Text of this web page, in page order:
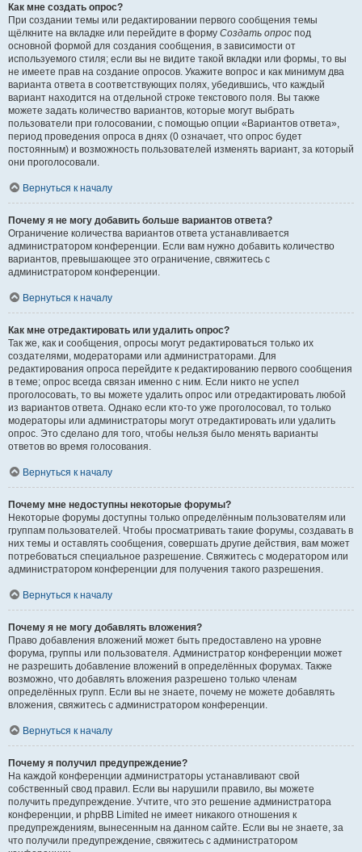
Как мне создать опрос?
При создании темы или редактировании первого сообщения темы
щёлкните на вкладке или перейдите в форму Создать опрос под
основной формой для создания сообщения, в зависимости от
используемого стиля; если вы не видите такой вкладки или формы, то вы
не имеете прав на создание опросов. Укажите вопрос и как минимум два
варианта ответа в соответствующих полях, убедившись, что каждый
вариант находится на отдельной строке текстового поля. Вы также
можете задать количество вариантов, которые могут выбрать
пользователи при голосовании, с помощью опции «Вариантов ответа»,
период проведения опроса в днях (0 означает, что опрос будет
постоянным) и возможность пользователей изменять вариант, за который
они проголосовали.
Вернуться к началу
Почему я не могу добавить больше вариантов ответа?
Ограничение количества вариантов ответа устанавливается
администратором конференции. Если вам нужно добавить количество
вариантов, превышающее это ограничение, свяжитесь с
администратором конференции.
Вернуться к началу
Как мне отредактировать или удалить опрос?
Так же, как и сообщения, опросы могут редактироваться только их
создателями, модераторами или администраторами. Для
редактирования опроса перейдите к редактированию первого сообщения
в теме; опрос всегда связан именно с ним. Если никто не успел
проголосовать, то вы можете удалить опрос или отредактировать любой
из вариантов ответа. Однако если кто-то уже проголосовал, то только
модераторы или администраторы могут отредактировать или удалить
опрос. Это сделано для того, чтобы нельзя было менять варианты
ответов во время голосования.
Вернуться к началу
Почему мне недоступны некоторые форумы?
Некоторые форумы доступны только определённым пользователям или
группам пользователей. Чтобы просматривать такие форумы, создавать в
них темы и оставлять сообщения, совершать другие действия, вам может
потребоваться специальное разрешение. Свяжитесь с модератором или
администратором конференции для получения такого разрешения.
Вернуться к началу
Почему я не могу добавлять вложения?
Право добавления вложений может быть предоставлено на уровне
форума, группы или пользователя. Администратор конференции может
не разрешить добавление вложений в определённых форумах. Также
возможно, что добавлять вложения разрешено только членам
определённых групп. Если вы не знаете, почему не можете добавлять
вложения, свяжитесь с администратором конференции.
Вернуться к началу
Почему я получил предупреждение?
На каждой конференции администраторы устанавливают свой
собственный свод правил. Если вы нарушили правило, вы можете
получить предупреждение. Учтите, что это решение администратора
конференции, и phpBB Limited не имеет никакого отношения к
предупреждениям, вынесенным на данном сайте. Если вы не знаете, за
что получили предупреждение, свяжитесь с администратором